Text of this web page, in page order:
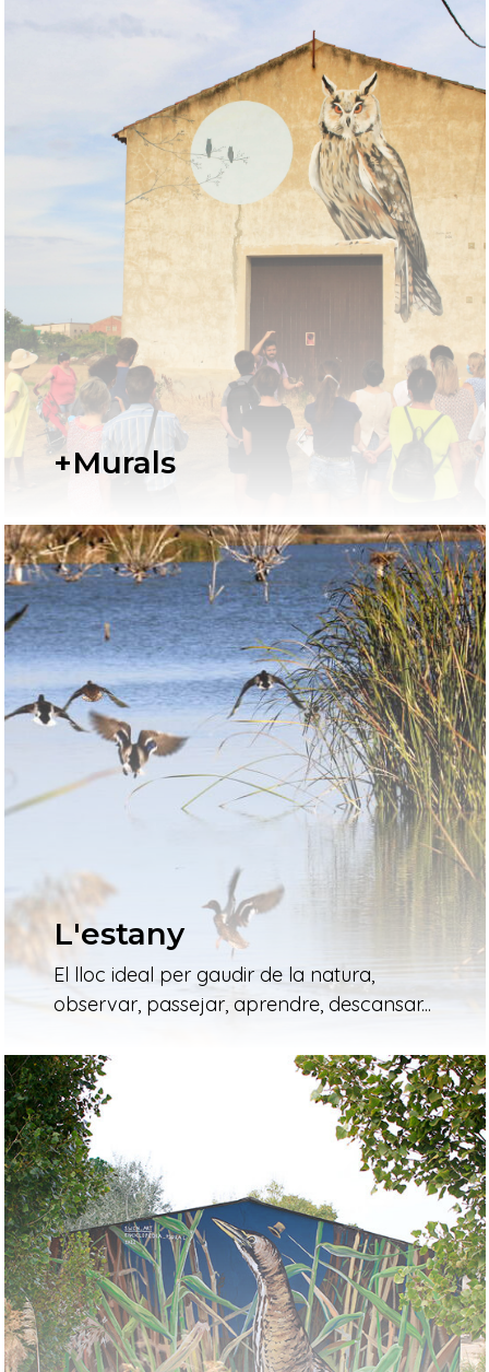
+Murals
L'estany
El lloc ideal per gaudir de la natura,
observar, passejar, aprendre, descansar...